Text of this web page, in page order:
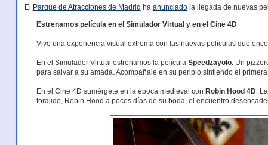
El Parque de Atracciones de Madrid ha anunciadola llegada de nuevas
Estrenamos película en el Simulador Virtual y en el Cine 4D
Vive una experiencia visual extrema con las nuevas películas que
En el Simulador Virtual estrenamos la película Speedzayolo. Un
para salvar a su amada. Acompañale en su periplo sintiendo el
En el Cine 4D sumérgete en la época medieval con Robin Hood 4D.
forajido, Robin Hood a pocos días de su boda, el encuentro